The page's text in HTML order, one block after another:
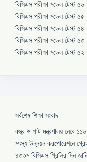
বিসিএস পরীক্ষা মডেল টেস্ট ৫৬
বিসিএস পরীক্ষা মডেল টেস্ট ৫৫
বিসিএস পরীক্ষা মডেল টেস্ট ৫৪
বিসিএস পরীক্ষা মডেল টেস্ট ৫৩
বিসিএস পরীক্ষা মডেল টেস্ট ৫২
সর্বশেষ শিক্ষা সংবাদ
বস্ত্র ও পাট মন্ত্রণালয় নেবে
মৎস্য উন্নয়ন করপোরেশনে
৪৩তম বিসিএস প্রিলির দিন